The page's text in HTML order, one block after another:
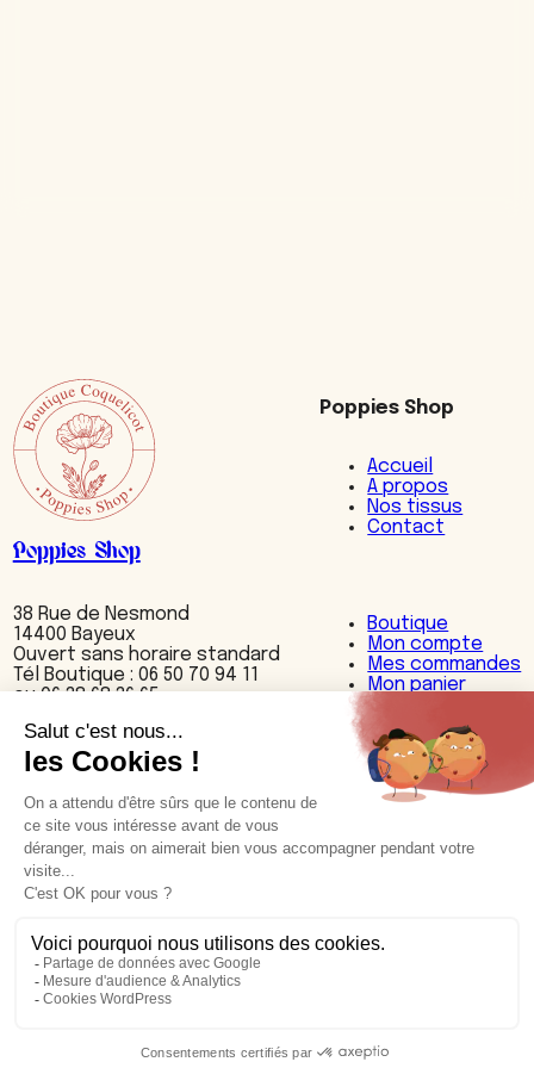
Poppies Shop
38 Rue de Nesmond
14400 Bayeux
Ouvert sans horaire standard
Tél Boutique : 06 50 70 94 11
ou 06 38 68 36 65
Poppies Shop
Accueil
A propos
Nos tissus
Contact
Boutique
Mon compte
Mes commandes
Mon panier
Accessoires
Bijoux
Cuisine
Décoration
Textiles
Nos cuirs et motifs